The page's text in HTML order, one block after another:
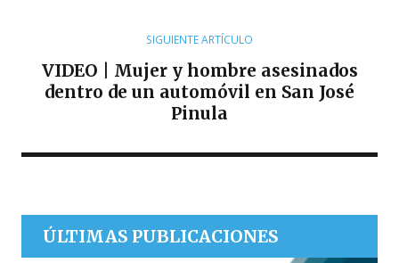
SIGUIENTE ARTÍCULO
VIDEO | Mujer y hombre asesinados
dentro de un automóvil en San José
Pinula
ÚLTIMAS PUBLICACIONES